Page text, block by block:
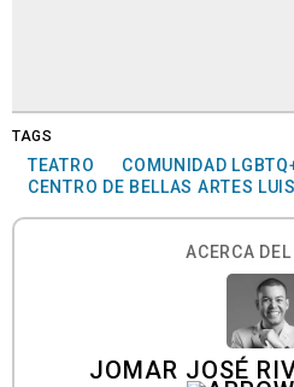
TAGS
TEATRO
COMUNIDAD
CENTRO DE BELLAS ARTES
ACERCA
JOMAR JOSÉ